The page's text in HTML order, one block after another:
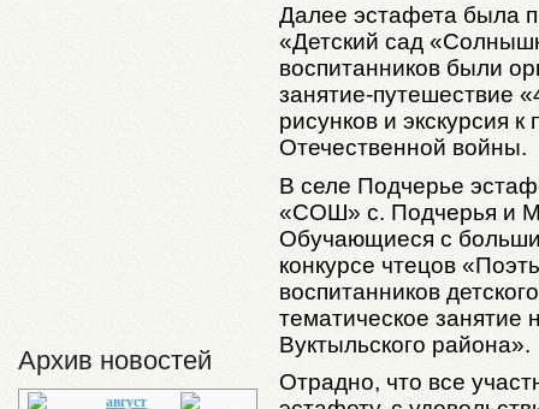
Архив новостей
август
Далее эстафета была
«Детский сад
воспитанников были
занятие-путешествие
рисунков и экскурсия
Отечественной войны.
В селе Подчерье
«СОШ» с. Подчерья и
Обучающиеся с
конкурсе чтецов
воспитанников
тематическое
Вуктыльского района».
Отрадно, что все